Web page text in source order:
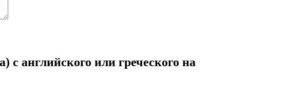
с английского или греческого на